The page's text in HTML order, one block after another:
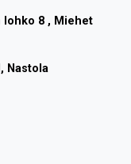
lohko 8 , Miehet
Nastola